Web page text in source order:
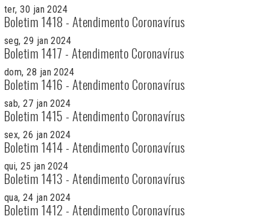
ter, 30 jan 2024
Boletim 1418 - Atendimento Coronavírus
seg, 29 jan 2024
Boletim 1417 - Atendimento Coronavírus
dom, 28 jan 2024
Boletim 1416 - Atendimento Coronavírus
sab, 27 jan 2024
Boletim 1415 - Atendimento Coronavírus
sex, 26 jan 2024
Boletim 1414 - Atendimento Coronavírus
qui, 25 jan 2024
Boletim 1413 - Atendimento Coronavírus
qua, 24 jan 2024
Boletim 1412 - Atendimento Coronavírus